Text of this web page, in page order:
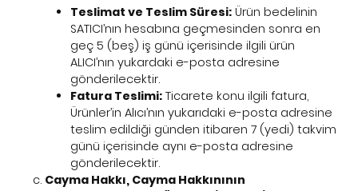
Teslimat ve Teslim Süresi: Ürün bedelinin
SATICI’nın hesabına geçmesinden sonra en
geç 5 (beş) iş günü içerisinde ilgili ürün
ALICI’nın yukardaki e-posta adresine
gönderilecektir.
Fatura Teslimi: Ticarete konu ilgili fatura,
Ürünler’in Alıcı’nın yukarıdaki e-posta adresine
teslim edildiği günden itibaren 7 (yedi) takvim
günü içerisinde aynı e-posta adresine
gönderilecektir.
Cayma Hakkı, Cayma Hakkınının